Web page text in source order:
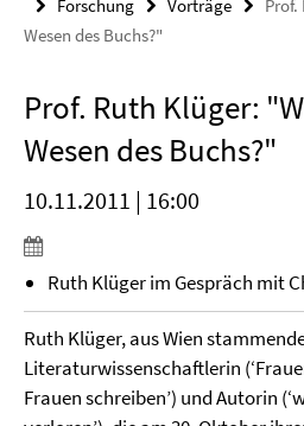
Forschung
Vorträge
Wesen des Buchs?"
Prof. Ruth Klüger:
Wesen des Buchs?"
10.11.2011 | 16:00
Ruth Klüger im Gespräch mit
Ruth Klüger, aus Wien
Literaturwissenschaftlerin
Frauen schreiben’) und Autorin